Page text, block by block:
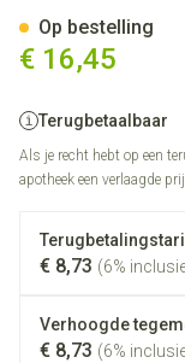
€ 16,45
Terugbetaalbaar
Als je recht hebt op een
apotheek een verlaagde
€ 8,73 (6%
Verhoogde
€ 8,73 (6%
Op bestelling